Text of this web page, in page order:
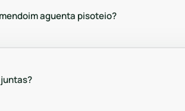
aguenta pisoteio?